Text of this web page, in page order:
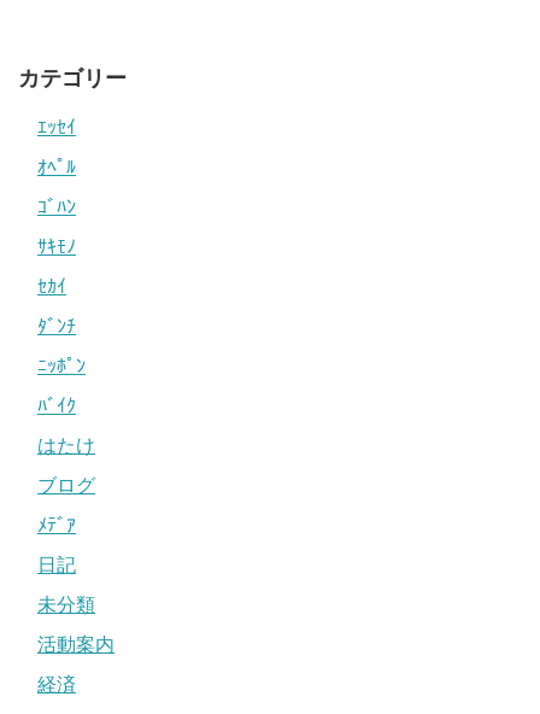
カテゴリー
ｴｯｾｲ
ｵﾍﾟﾙ
ｺﾞﾊﾝ
ｻｷﾓﾉ
ｾｶｲ
ﾀﾞﾝﾁ
ﾆｯﾎﾟﾝ
ﾊﾞｲｸ
はたけ
ブログ
ﾒﾃﾞｱ
日記
未分類
活動案内
経済